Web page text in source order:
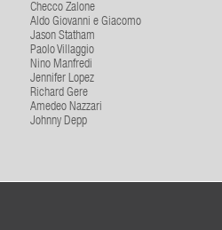
Checco Zalone
Aldo Giovanni e Giacomo
Jason Statham
Paolo Villaggio
Nino Manfredi
Jennifer Lopez
Richard Gere
Amedeo Nazzari
Johnny Depp